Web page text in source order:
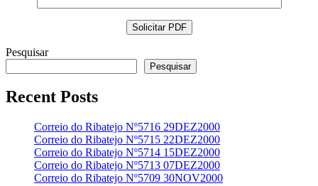
Pesquisar
Pesquisar
Recent Posts
Correio do Ribatejo Nº5716 29DEZ2000
Correio do Ribatejo Nº5715 22DEZ2000
Correio do Ribatejo Nº5714 15DEZ2000
Correio do Ribatejo Nº5713 07DEZ2000
Correio do Ribatejo Nº5709 30NOV2000